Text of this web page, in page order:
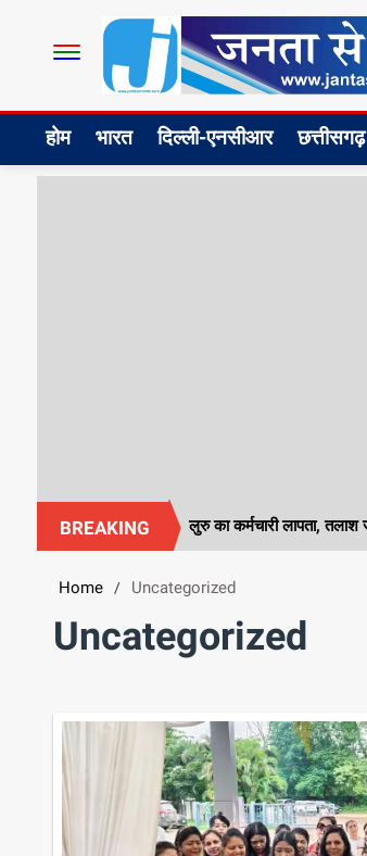
होम भारत दिल्ली-एनसीआर छत्तीसगढ़
BREAKING
के दौरान बेंगलुरु का कर्मचारी लापता, तलाश जारी
Home / Uncategorized
Uncategorized